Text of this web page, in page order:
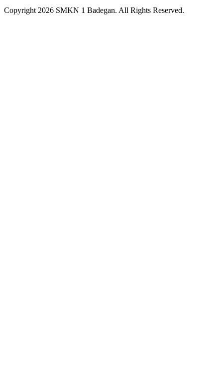
Copyright 2026 SMKN 1 Badegan. All Rights Reserved.